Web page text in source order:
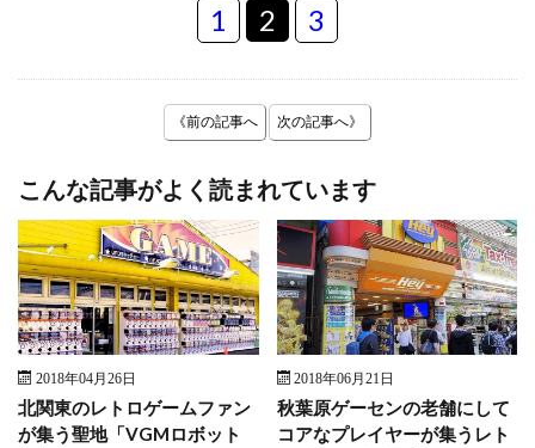
1 2 3
《前の記事へ 次の記事へ》
こんな記事がよく読まれています
2018年04月26日
北関東のレトロゲームファン
が集う聖地「VGMロボット
2018年06月21日
秋葉原ゲーセンの老舗にして
コアなプレイヤーが集うレト